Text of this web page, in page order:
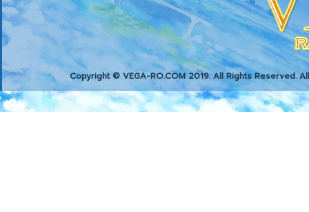
Copyright © VEGA-RO.COM 2019. All Rights Reserved.